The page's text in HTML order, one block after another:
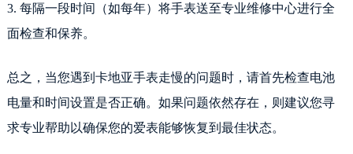
3. 每隔一段时间（如每年）将手表送至专业维修中心进行全
面检查和保养。
总之，当您遇到卡地亚手表走慢的问题时，请首先检查电池
电量和时间设置是否正确。如果问题依然存在，则建议您寻
求专业帮助以确保您的爱表能够恢复到最佳状态。